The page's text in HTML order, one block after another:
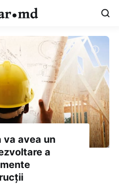
va avea un
a